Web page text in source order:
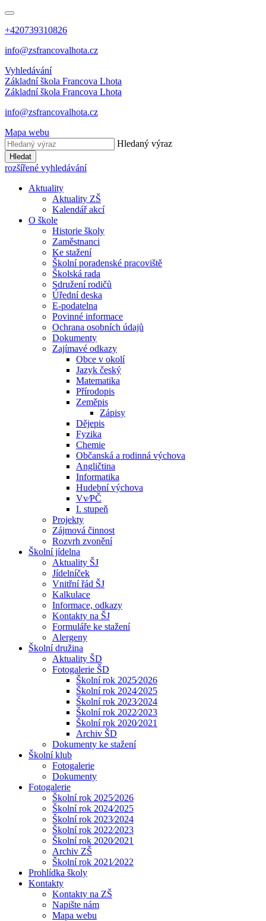
+420739310826
info@zsfrancovalhota.cz
Vyhledávání
Základní škola Francova Lhota
Základní škola Francova Lhota
info@zsfrancovalhota.cz
Mapa webu
Hledaný výraz
Hledat
rozšířené vyhledávání
Aktuality
Aktuality ZŠ
Kalendář akcí
O škole
Historie školy
Zaměstnanci
Ke stažení
Školní poradenské pracoviště
Školská rada
Sdružení rodičů
Úřední deska
E-podatelna
Povinné informace
Ochrana osobních údajů
Dokumenty
Zajímavé odkazy
Obce v okolí
Jazyk český
Matematika
Přírodopis
Zeměpis
Zápisy
Dějepis
Fyzika
Chemie
Občanská a rodinná výchova
Angličtina
Informatika
Hudební výchova
Vv⁄PČ
I. stupeň
Projekty
Zájmová činnost
Rozvrh zvonění
Školní jídelna
Aktuality ŠJ
Jídelníček
Vnitřní řád ŠJ
Kalkulace
Informace, odkazy
Kontakty na ŠJ
Formuláře ke stažení
Alergeny
Školní družina
Aktuality ŠD
Fotogalerie ŠD
Školní rok 2025⁄2026
Školní rok 2024⁄2025
Školní rok 2023⁄2024
Školní rok 2022⁄2023
Školní rok 2020⁄2021
Archiv ŠD
Dokumenty ke stažení
Školní klub
Fotogalerie
Dokumenty
Fotogalerie
Školní rok 2025⁄2026
Školní rok 2024⁄2025
Školní rok 2023⁄2024
Školní rok 2022⁄2023
Školní rok 2020⁄2021
Archiv ZŠ
Školní rok 2021⁄2022
Prohlídka školy
Kontakty
Kontakty na ZŠ
Napište nám
Mapa webu